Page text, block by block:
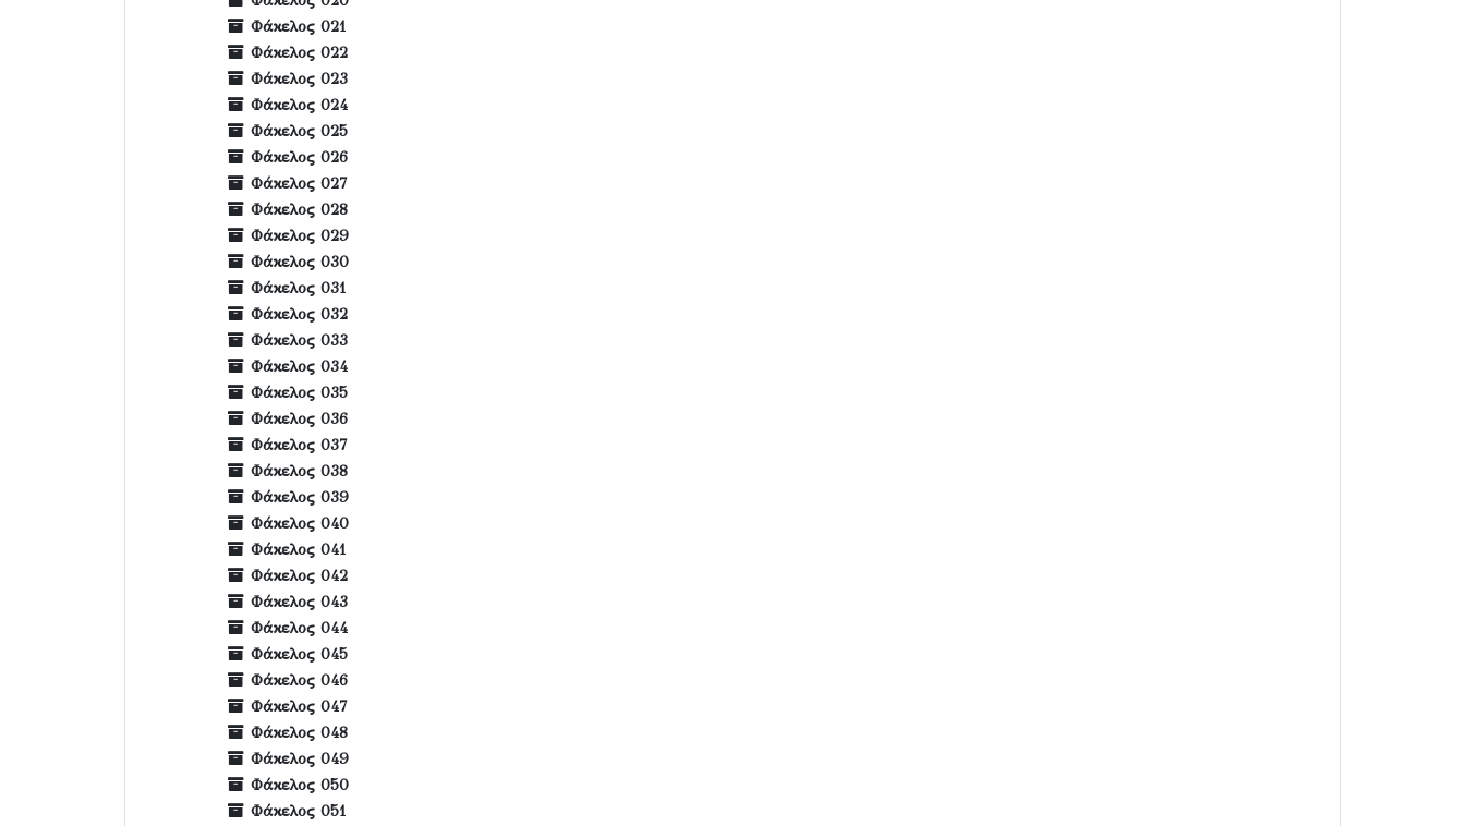
Φάκελος 021
Φάκελος 022
Φάκελος 023
Φάκελος 024
Φάκελος 025
Φάκελος 026
Φάκελος 027
Φάκελος 028
Φάκελος 029
Φάκελος 030
Φάκελος 031
Φάκελος 032
Φάκελος 033
Φάκελος 034
Φάκελος 035
Φάκελος 036
Φάκελος 037
Φάκελος 038
Φάκελος 039
Φάκελος 040
Φάκελος 041
Φάκελος 042
Φάκελος 043
Φάκελος 044
Φάκελος 045
Φάκελος 046
Φάκελος 047
Φάκελος 048
Φάκελος 049
Φάκελος 050
Φάκελος 051